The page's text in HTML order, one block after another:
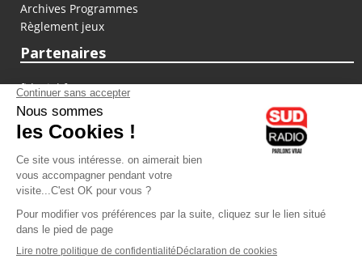
Archives Programmes
Règlement jeux
Partenaires
fiducial.fr
lyoncapitale.fr
olympique-et-lyonnais.com
L'application Iphone / Android
Téléchargez l'application
Les cookies